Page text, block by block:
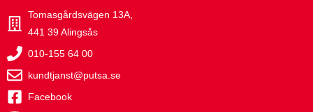
Tomasgårdsvägen 13A,
441 39 Alingsås
010-155 64 00
kundtjanst@putsa.se
Facebook